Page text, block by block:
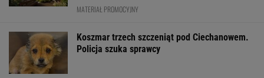
MATERIAŁ PROMOCYJNY
Koszmar trzech szczeniąt pod Ciechanowem.
Policja szuka sprawcy